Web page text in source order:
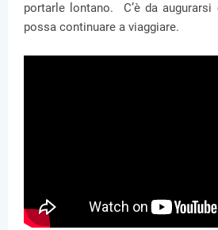
portarle lontano. C’è da
possa continuare a viaggiare.